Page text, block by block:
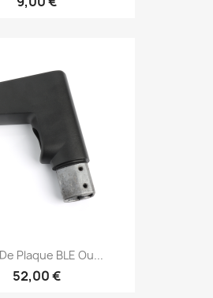
Plaque BLE Ou...
52,00 €